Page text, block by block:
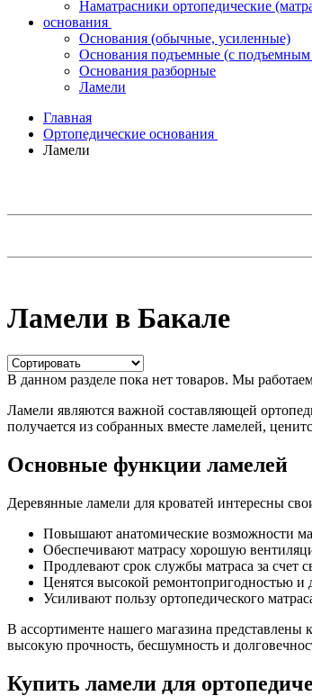
Наматрасники ортопедические
основания
Основания (обычные, усиленные)
Основания подъемные (с
Основания разборные
Ламели
Главная
Ортопедические основания
Ламели
Ламели в Бакале
В данном разделе пока нет товаров. Мы
Ламели являются важной составляющей
получается из собранных вместе ламелей,
Основные функции ламелей
Деревянные ламели для кроватей интересны
Повышают анатомические возможности
Обеспечивают матрасу хорошую
Продлевают срок службы матраса за счет
Ценятся высокой ремонтопригодностью
Усиливают пользу ортопедического
В ассортименте нашего магазина
высокую прочность, бесшумность и
Купить ламели для